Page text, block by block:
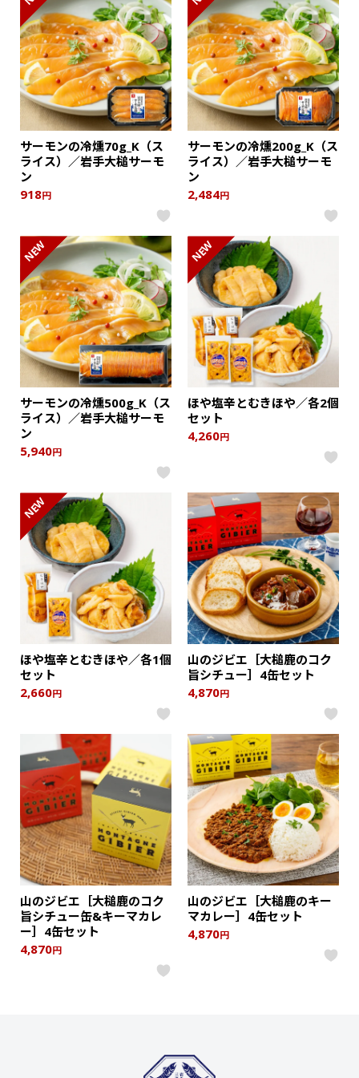
サーモンの冷燻70g_K（ス
ライス）／岩手大槌サーモ
ン
918円
サーモンの冷燻200g_K（ス
ライス）／岩手大槌サーモ
ン
2,484円
NEW
サーモンの冷燻500g_K（ス
ライス）／岩手大槌サーモ
ン
5,940円
NEW
ほや塩辛とむきほや／各2個
セット
4,260円
NEW
ほや塩辛とむきほや／各1個
セット
2,660円
山のジビエ［大槌鹿のコク
旨シチュー］4缶セット
4,870円
山のジビエ［大槌鹿のコク
旨シチュー缶&キーマカレ
ー］4缶セット
4,870円
山のジビエ［大槌鹿のキー
マカレー］4缶セット
4,870円